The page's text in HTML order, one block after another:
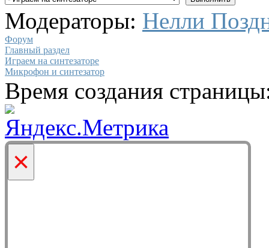
Модераторы: Нелли
Форум
Главный раздел
Играем на синтезаторе
Микрофон и синтезатор
Время создания
×